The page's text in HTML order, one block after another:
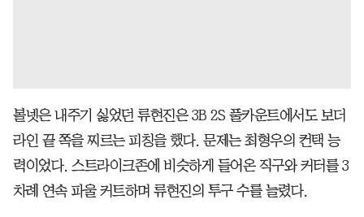
볼넷은 내주기 싫었던 류현진은 3B 2S 풀카운트에서도 보더
라인 끝 쪽을 찌르는 피칭을 했다. 문제는 최형우의 컨택 능
력이었다. 스트라이크존에 비슷하게 들어온 직구와 커터를 3
차례 연속 파울 커트하며 류현진의 투구 수를 늘렸다.